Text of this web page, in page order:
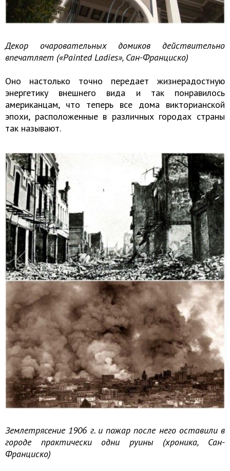
Декор очаровательных домиков действительно
впечатляет («Painted Ladies», Сан-Франциско)
Оно настолько точно передает жизнерадостную
энергетику внешнего вида и так понравилось
американцам, что теперь все дома викторианской
эпохи, расположенные в различных городах страны
так называют.
Землетрясение 1906 г. и пожар после него оставили в
городе практически одни руины (хроника, Сан-
Франциско)